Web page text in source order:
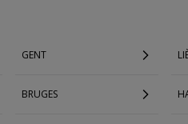
GENT
BRUGES